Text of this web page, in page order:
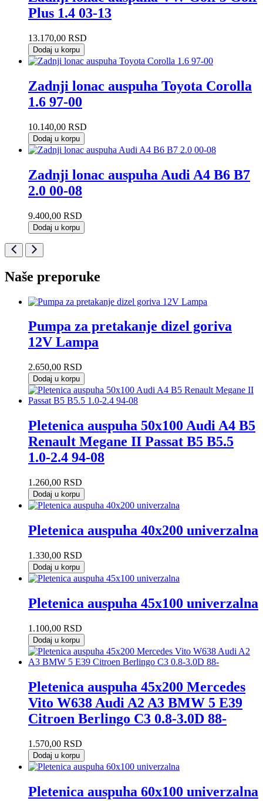
Plus 1.4 03-13
13.170,00 RSD
Dodaj u korpu
Zadnji lonac auspuha Toyota Corolla
1.6 97-00
10.140,00 RSD
Dodaj u korpu
Zadnji lonac auspuha Audi A4 B6 B7
2.0 00-08
9.400,00 RSD
Dodaj u korpu
Naše preporuke
Pumpa za pretakanje dizel goriva
12V Lampa
2.650,00 RSD
Dodaj u korpu
Pletenica auspuha 50x100 Audi A4 B5
Renault Megane II Passat B5 B5.5
1.0-2.4 94-08
1.260,00 RSD
Dodaj u korpu
Pletenica auspuha 40x200 univerzalna
1.330,00 RSD
Dodaj u korpu
Pletenica auspuha 45x100 univerzalna
1.100,00 RSD
Dodaj u korpu
Pletenica auspuha 45x200 Mercedes
Vito W638 Audi A2 A3 BMW 5 E39
Citroen Berlingo C3 0.8-3.0D 88-
1.570,00 RSD
Dodaj u korpu
Pletenica auspuha 60x100 univerzalna